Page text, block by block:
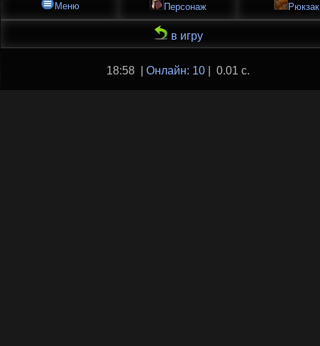
Меню Персонаж Рюкзак
в игру
18:58 | Онлайн: 10 | 0.01 с.